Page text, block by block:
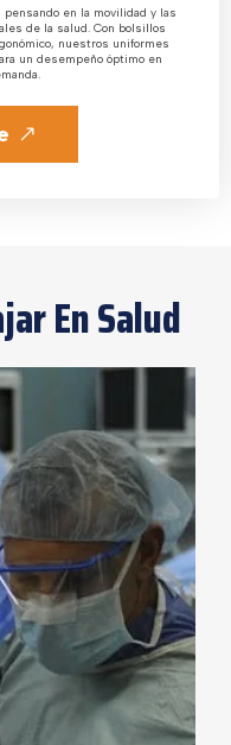
en la movilidad y las
de la salud. Con bolsillos
nuestros uniformes
un desempeño óptimo en
En Salud